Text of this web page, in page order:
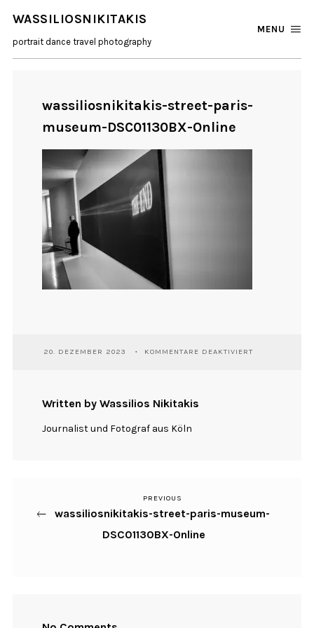
WASSILIOSNIKITAKIS
portrait dance travel photography
MENU
wassiliosnikitakis-street-paris-
museum-DSC01130BX-Online
20. DEZEMBER 2023 KOMMENTARE DEAKTIVIERTFÜR
Written by Wassilios Nikitakis
Journalist und Fotograf aus Köln
Beitragsnavigation
Previous
Post
PREVIOUS
wassiliosnikitakis-street-paris-museum-
DSC01130BX-Online